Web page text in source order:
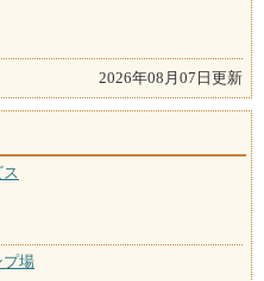
2026年08月07日更新
プ場